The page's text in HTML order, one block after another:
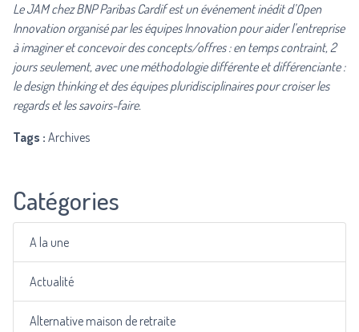
Le JAM chez BNP Paribas Cardif est un événement inédit d’Open
Innovation organisé par les équipes Innovation pour aider l’entreprise
à imaginer et concevoir des concepts/offres : en temps contraint, 2
jours seulement, avec une méthodologie différente et différenciante :
le design thinking et des équipes pluridisciplinaires pour croiser les
regards et les savoirs-faire.
Tags : Archives
Catégories
A la une
Actualité
Alternative maison de retraite